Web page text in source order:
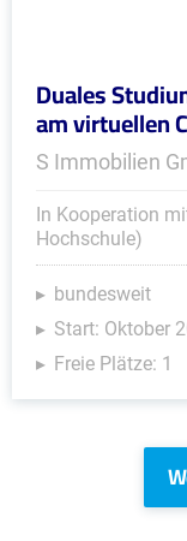
Duales
am virtuellen
S Immobilien
In Kooperation
Hochschule)
bundesweit
Start: Oktober
Freie Plätze: 1